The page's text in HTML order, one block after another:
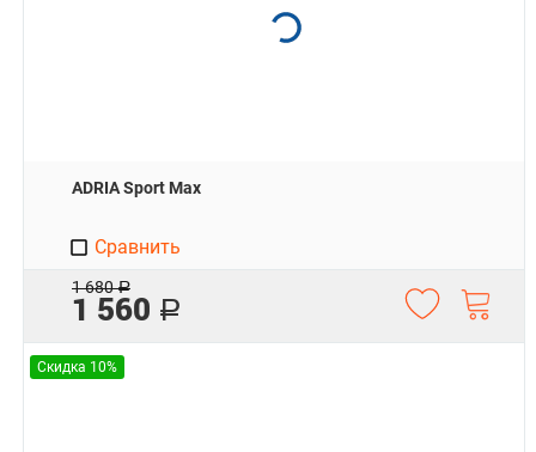
ADRIA Sport Max
1 680 Р
1 560 Р
Сравнить
Скидка 10%